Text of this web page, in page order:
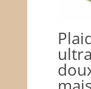
ultra